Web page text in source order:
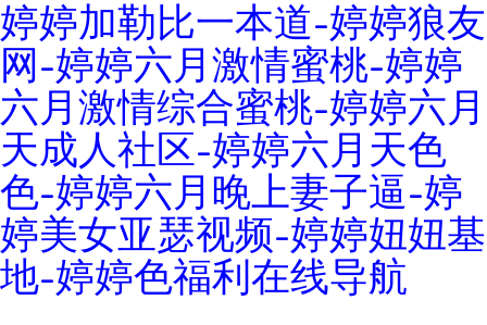
婷婷加勒比一本道-婷婷狼友
网-婷婷六月激情蜜桃-婷婷
六月激情综合蜜桃-婷婷六月
天成人社区-婷婷六月天色
色-婷婷六月晚上妻子逼-婷
婷美女亚瑟视频-婷婷妞妞基
地-婷婷色福利在线导航